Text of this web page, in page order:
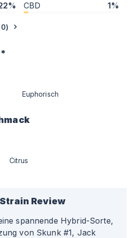
CBD 1%
0)
Euphorisch
Citrus
Strain Review
spannende Hybrid-Sorte,
von Skunk #1, Jack